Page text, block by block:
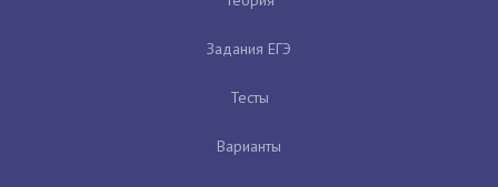
Задания ЕГЭ
Тесты
Варианты